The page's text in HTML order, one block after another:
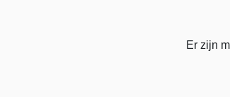
Er zijn